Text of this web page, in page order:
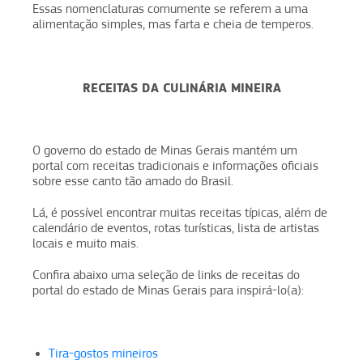
Essas nomenclaturas comumente se referem a uma
alimentação simples, mas farta e cheia de temperos.
RECEITAS DA CULINÁRIA MINEIRA
O governo do estado de Minas Gerais mantém um
portal com receitas tradicionais e informações oficiais
sobre esse canto tão amado do Brasil.
Lá, é possível encontrar muitas receitas típicas, além de
calendário de eventos, rotas turísticas, lista de artistas
locais e muito mais.
Confira abaixo uma seleção de links de receitas do
portal do estado de Minas Gerais para inspirá-lo(a):
Tira-gostos mineiros